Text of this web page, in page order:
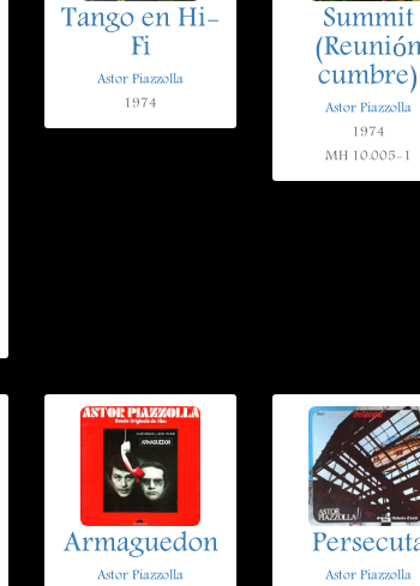
Tango en Hi-
Fi
Astor Piazzolla
1974
Summit
cumbre)
Astor Piazzolla
1974
MH 10.005-1
Armaguedon
Astor Piazzolla Astor Piazzolla